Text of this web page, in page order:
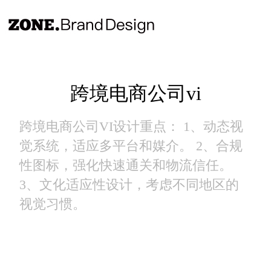
跨境电商公司vi
跨境电商公司VI设计重点： 1、动态视
觉系统，适应多平台和媒介。 2、合规
性图标，强化快速通关和物流信任。
3、文化适应性设计，考虑不同地区的
视觉习惯。